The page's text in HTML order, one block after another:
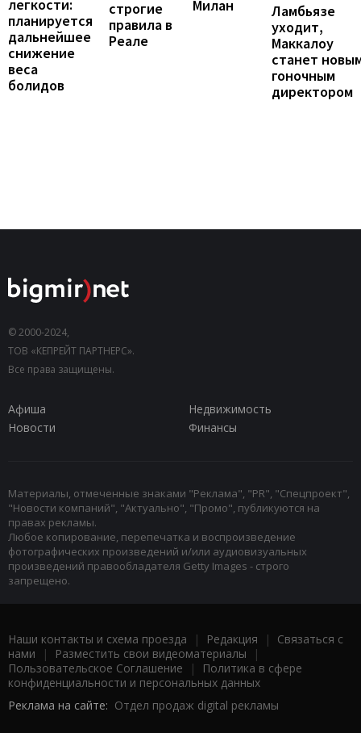
легкости:
планируется
дальнейшее
снижение
веса
болидов
строгие
правила в
Реале
Милан
Ламбьязе
уходит,
Маккалоу
станет
гоночным
директором
© 2000-2024,
ТОВ «КЕПРЕЙТ ПАРТНЕРС».
Все права защищены.
Афиша
Недвижимость
Новости
Финансы
Материалы, отмеченные знаками "Реклама", "PR", "Спецпроект",
"Новости компаний", "Актуально", "Промо", публикуются на
правах рекламы.
Любое копирование, перепечатка и воспроизведение
фотографических произведений и/или аудиовизуальных
произведений правообладателя Getty Images - строго
запрещено.
Наши контакты и схема проезда | Редакция | Связаться с
нами | Разместить свои видеоматериалы |
Пользовательское Соглашение |
Политика в сфере
конфиденциальности и персональных данных
Реклама на сайте: Отдел продаж digital рекламы